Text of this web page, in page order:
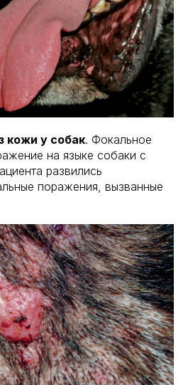
кожи у собак. Фокальное
на языке собаки с
развились
поражения, вызванные